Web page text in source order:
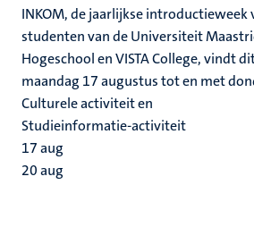
INKOM, de jaarlijkse introductieweek
studenten van de Universiteit
Hogeschool en VISTA College, vindt
maandag 17 augustus tot en met
Culturele activiteit en
Studieinformatie-activiteit
17aug
20aug